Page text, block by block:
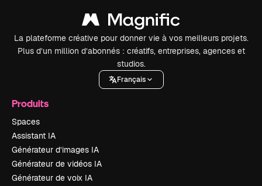
La plateforme créative pour donner vie à vos meilleurs projets.
Plus d’un million d’abonnés : créatifs, entreprises, agences et
studios.
Français
Produits
Spaces
Assistant IA
Générateur d’images IA
Générateur de vidéos IA
Générateur de voix IA